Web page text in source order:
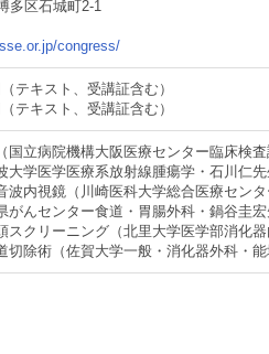
多区石城町2-1
congress/
テキスト、受講証含む）
テキスト、受講証含む）
国立病院機構大阪医療センター臨床検査
大学医学医療系放射線腫瘍学・石川仁先
波内視鏡（川崎医科大学総合医療セン
がんセンター食道・胃腸外科・鍋谷圭宏
スクリーニング（北里大学医学部消化器
切除術（佐賀大学一般・消化器外科・能